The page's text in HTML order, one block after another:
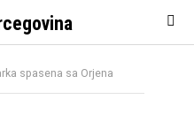
spasena sa Orjena